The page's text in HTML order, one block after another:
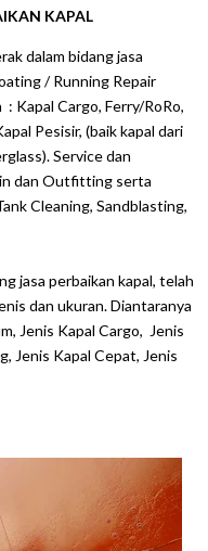
KAPAL
dalam bidang jasa
/ Running Repair
Kapal Cargo, Ferry/RoRo,
Pesisir, (baik kapal dari
Service dan
dan Outfitting serta
Cleaning, Sandblasting,
jasa perbaikan kapal, telah
dan ukuran. Diantaranya
Jenis Kapal Cargo, Jenis
Jenis Kapal Cepat, Jenis